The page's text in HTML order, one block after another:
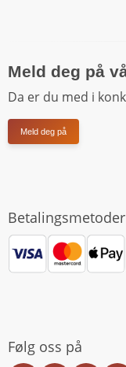
Meld deg på
Da er du med i
Meld deg på
Betalingsmetoder
Følg oss på